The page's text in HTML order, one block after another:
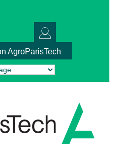
AgroParisTech
Translate